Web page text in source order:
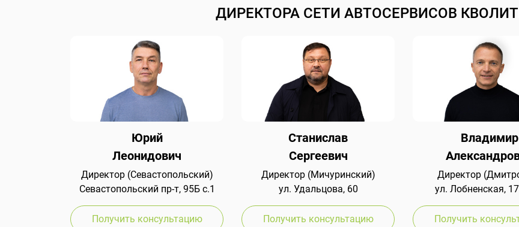
ДИРЕКТОРА СЕТИ АВТОСЕРВИСОВ
Юрий
Леонидович
Директор (Севастопольский)
Севастопольский пр-т, 95Б с.1
Получить консультацию
Станислав
Сергеевич
Директор (Мичуринский)
ул. Удальцова, 60
Получить консультацию
Владимир
Директор
ул. Лобненская, 17
Получить